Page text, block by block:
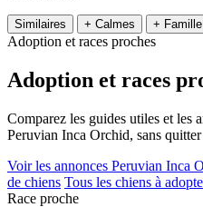
Similaires + Calmes + Famille
Adoption et races proches
Adoption et races
Comparez les guides utiles et les
Peruvian Inca Orchid, sans
Voir les annonces Peruvian Inca
de chiens Tous les chiens à
Race proche